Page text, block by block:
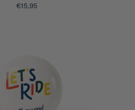
€15,95